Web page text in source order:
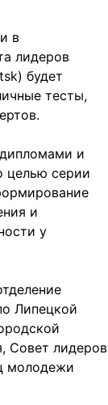
в
лидеров
будет
тесты,
и
целью серии
и
у
Липецкой
Совет лидеров
молодежи